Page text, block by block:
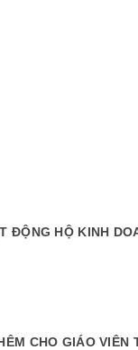
ĐỘNG HỘ KINH
CHO GIÁO VIÊN